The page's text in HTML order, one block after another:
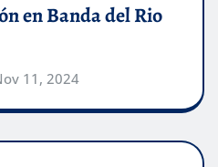
en Banda del Rio
11, 2024